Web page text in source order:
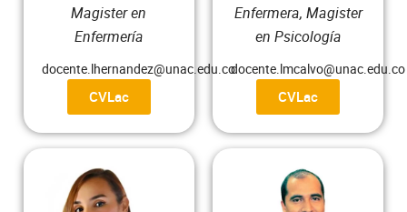
Magister en
Enfermería
docente.lhernandez@unac.edu.co
CVLac
Enfermera, Magister
en Psicología
docente.lmcalvo@unac.edu.co
CVLac